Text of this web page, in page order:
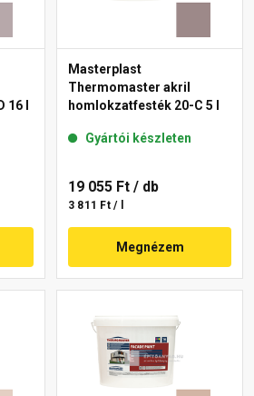
l
Masterplast
Thermomaster akril
homlokzatfesték 20-C 5 l
Gyártói készleten
19 055 Ft / db
3 811 Ft / l
Megnézem